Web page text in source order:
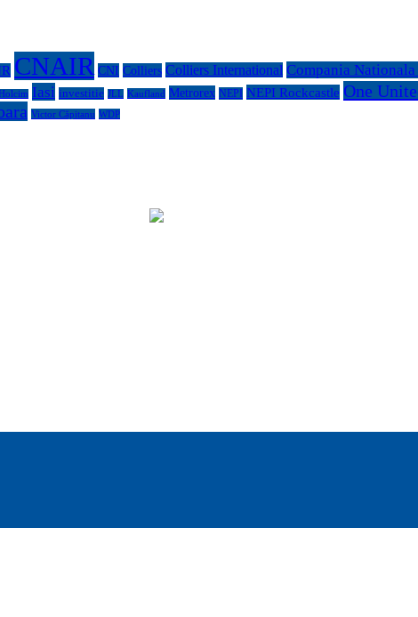
CNAIR CNI Colliers Colliers International Compania
Holcim Iasi investitie JLL Kaufland Metrorex NEPI NEPI Rockcastle One
Victor Căpitanu WDP